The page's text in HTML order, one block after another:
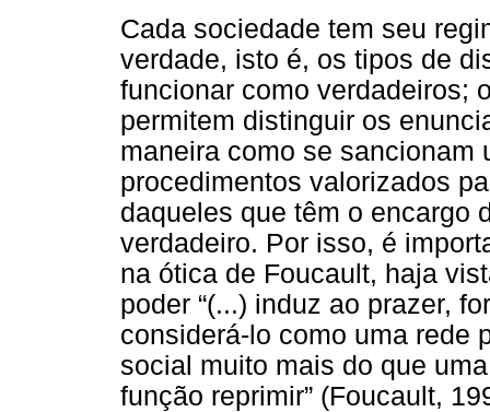
Cada sociedade tem seu
verdade, isto é, os tipos de
funcionar como verdadeiros;
permitem distinguir os
maneira como se sancionam
procedimentos valorizados
daqueles que têm o encargo
verdadeiro. Por isso, é
na ótica de Foucault, haja
poder “(...) induz ao prazer,
considerá-lo como uma rede
social muito mais do que
função reprimir” (Foucault,